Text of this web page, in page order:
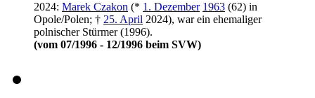
2024: Marek Czakon (* 1. Dezember 1963 (62) in
Opole/Polen; † 25. April 2024), war ein ehemaliger
polnischer Stürmer (1996).
(vom 07/1996 - 12/1996 beim SVW)